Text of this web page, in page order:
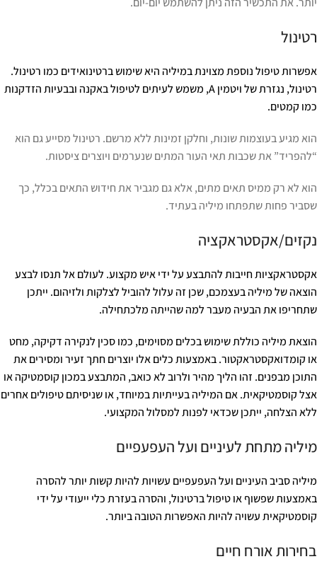
רטינול
אפשרות טיפול נוספת מצוינת במיליה היא שימוש ברטינואידים כמו רטינול.
רטינול, נגזרת של ויטמין A, משמש לעיתים לטיפול באקנה ובבעיות הזדקנות
כמו קמטים.
הוא מגיע בעוצמות שונות, וחלקן זמינות ללא מרשם. רטינול מסייע גם הוא
“להפריד” את שכבות תאי העור המתים שנערמים ויוצרים ציסטות.
הוא לא רק ממיס תאים מתים, אלא גם מגביר את חידוש התאים בכלל, כך
שסביר פחות שתפתחו מיליה בעתיד.
נקזים/אקסטראקציה
אקסטראקציות חייבות להתבצע על ידי איש מקצוע. לעולם אל תנסו לבצע
הוצאה של מיליה בעצמכם, שכן זה עלול להוביל לצלקות ולזיהום. ייתכן
שתחריפו את הבעיה מעבר למה שהייתה מלכתחילה.
הוצאת מיליה כוללת שימוש בכלים מסוימים, כמו סכין לנקירה דקיקה, מחט
או קומדואקסטראקטור. באמצעות כלים אלו יוצרים חתך זעיר ומסירים את
התוכן מבפנים. זהו הליך מהיר ולרוב לא כואב, המתבצע במכון קוסמטיקה או
אצל קוסמטיקאית. אם המיליה בעייתיות במיוחד, או שניסיתם טיפולים אחרים
ללא הצלחה, ייתכן שכדאי לפנות למסלול המקצועי.
מיליה מתחת לעיניים ועל העפעפיים
מיליה סביב העיניים ועל העפעפיים עשויות להיות קשות יותר להסרה
באמצעות שפשוף או טיפול ברטינול, והסרה בעזרת כלי ייעודי על ידי
קוסמטיקאית עשויה להיות האפשרות הטובה ביותר.
בחירות אורח חיים